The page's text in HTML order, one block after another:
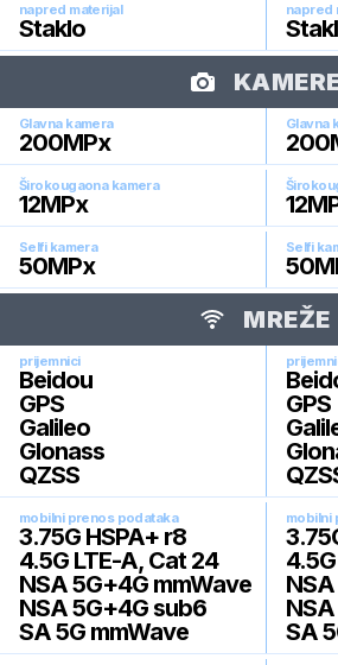
napred materijal
Staklo
napred
Glavna kamera
200MPx
Glavna
200
Širokougaona kamera
12MPx 12
Selfi kamera
50MPx
Selfi
50
MREŽE
prijemnici
Beidou
GPS
Galileo
Glonass
QZSS
GPS
mobilni prenos podataka
3.75G HSPA+ r8
4.5G LTE-A, Cat 24
NSA 5G+4G mmWave
NSA 5G+4G sub6
SA 5G mmWave
mobilni
SA